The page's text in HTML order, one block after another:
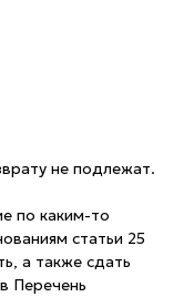
не подлежат.
по каким-то
статьи 25
а также сдать
Перечень